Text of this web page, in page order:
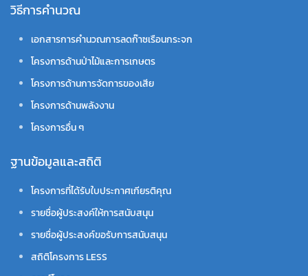
วิธีการคำนวณ
เอกสารการคำนวณการลดก๊าซเรือนกระจก
โครงการด้านป่าไม้และการเกษตร
โครงการด้านการจัดการของเสีย
โครงการด้านพลังงาน
โครงการอื่น ๆ
ฐานข้อมูลและสถิติ
โครงการที่ได้รับใบประกาศเกียรติคุณ
รายชื่อผู้ประสงค์ให้การสนับสนุน
รายชื่อผู้ประสงค์ขอรับการสนับสนุน
สถิติโครงการ LESS